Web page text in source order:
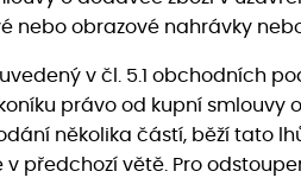
nebo obrazové nahrávky
v čl. 5.1 obchodních
právo od kupní
několika částí, běží tato
předchozí větě. Pro